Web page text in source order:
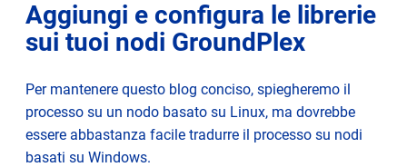
Aggiungi e configura le librerie
sui tuoi nodi GroundPlex
Per mantenere questo blog conciso, spiegheremo il
processo su un nodo basato su Linux, ma dovrebbe
essere abbastanza facile tradurre il processo su nodi
basati su Windows.